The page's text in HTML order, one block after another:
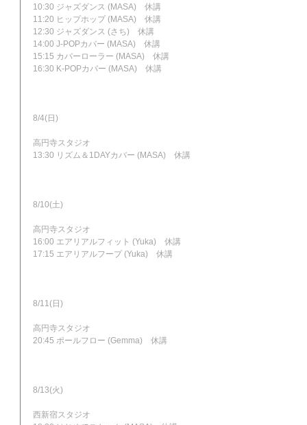
10:30 ジャズダンス (MASA)　休講
11:20 ヒップホップ (MASA)　休講
12:30 ジャズダンス (さち)　休講
14:00 J-POPカバー (MASA)　休講
15:15 カバーローラー (MASA)　休講
16:30 K-POPカバー (MASA)　休講
8/4(日)
高円寺スタジオ
13:30 リズム＆1DAYカバー (MASA)　休講
8/10(土)
高円寺スタジオ
16:00 エアリアルフィット (Yuka)　休講
17:15 エアリアルフープ (Yuka)　休講
8/11(日)
高円寺スタジオ
20:45 ポールフロー (Gemma)　休講
8/13(火)
西新宿スタジオ